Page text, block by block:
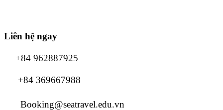
Liên hệ ngay
+84 962887925
+84 369667988
Booking@seatravel.edu.vn